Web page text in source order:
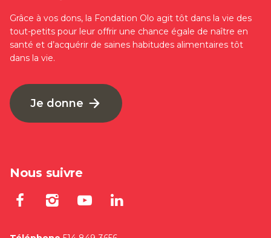
Grâce à vos dons, la Fondation Olo agit tôt dans la vie des
tout-petits pour leur offrir une chance égale de naître en
santé et d’acquérir de saines habitudes alimentaires tôt
dans la vie.
Je donne
Nous suivre
Lien externe au site. S'ouvre
Lien externe au site.
Lien externe au site.